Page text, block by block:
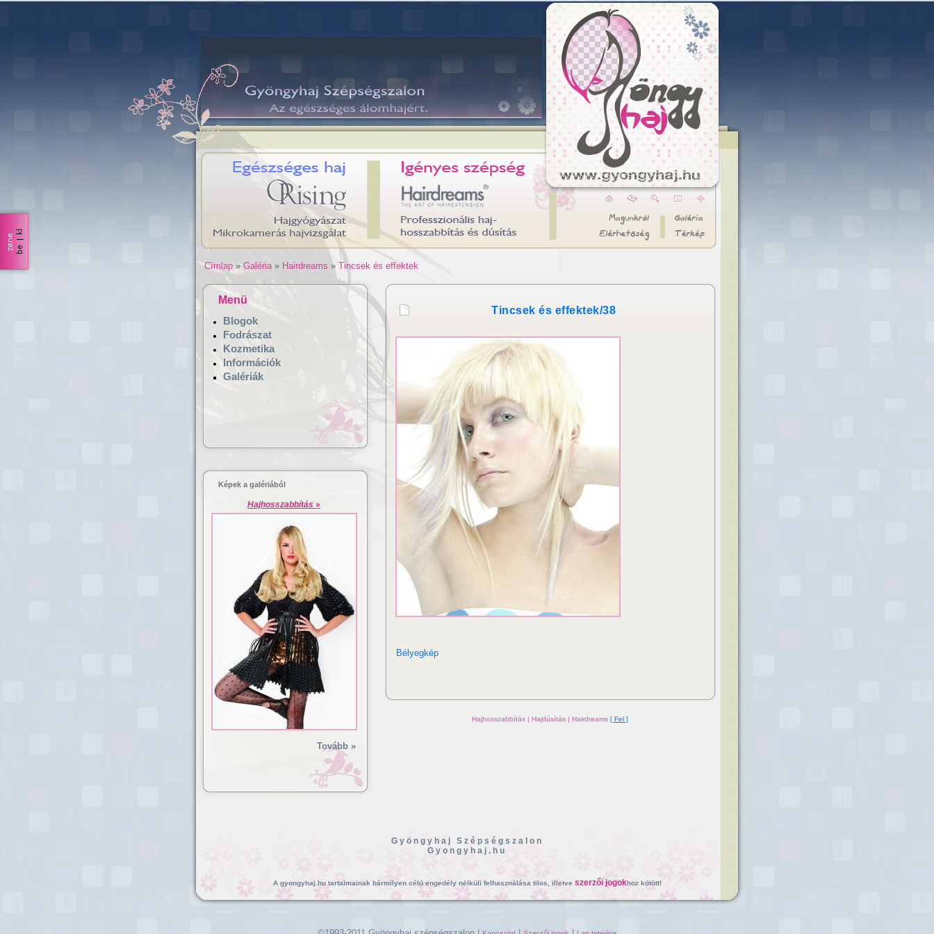
Hajgyógyászat,
Lézeres hajhosszabbítás és
Címlap» Galéria» Hairdreams » Tincsek és effektek
Tincsek és effektek/38
Bélyegkép
Hajhosszabbítás | Hajdúsítás | Hairdreams [ Fel ]
Menü
Blogok
Fodrászat
Kozmetika
Információk
Galériák
Képek a galériából
Hajhosszabbítás »
Tovább »
Gyöngyhaj Szépségszalon
Gyongyhaj.hu
A gyongyhaj.hu tartalmainak bármilyen célú engedély nélküli felhasználása tilos, illetve szerzői jogokhoz kötött!